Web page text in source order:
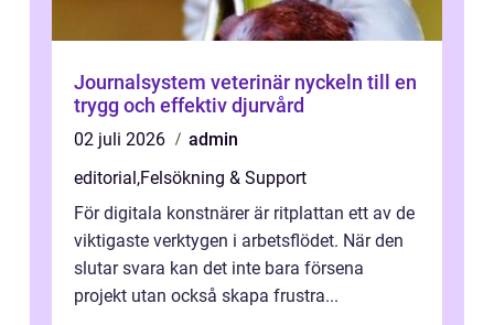
Journalsystem veterinär nyckeln till en
trygg och effektiv djurvård
02 juli 2026
admin
editorial ,Felsökning & Support
För digitala konstnärer är ritplattan ett av de
viktigaste verktygen i arbetsflödet. När den
slutar svara kan det inte bara försena
projekt utan också skapa frustra...